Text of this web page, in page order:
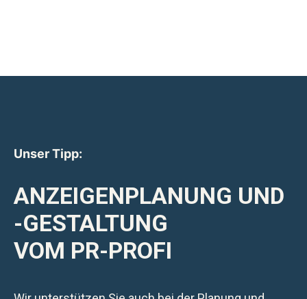
Unser Tipp:
ANZEIGENPLANUNG UND
-GESTALTUNG
VOM PR-PROFI